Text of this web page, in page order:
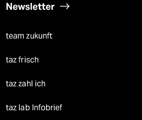
Newsletter
team zukunft
taz frisch
taz zahl ich
taz lab Infobrief